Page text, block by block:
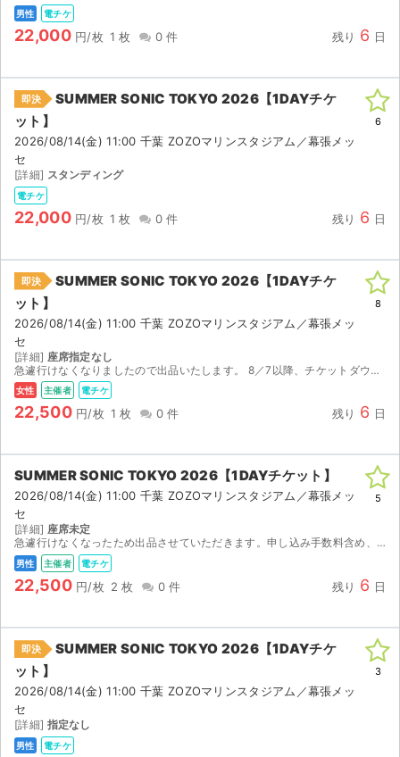
男性 電チケ
22,000 円/枚 1 枚 0 件 残り 6 日
即決
SUMMER SONIC TOKYO 2026【1DAYチケ
ット】
2026/08/14(金) 11:00 千葉 ZOZOマリンスタジアム／幕張メッ
セ
[詳細] スタンディング
電チケ
22,000 円/枚 1 枚 0 件 残り 6 日
6
即決
SUMMER SONIC TOKYO 2026【1DAYチケ
ット】
2026/08/14(金) 11:00 千葉 ZOZOマリンスタジアム／幕張メッ
セ
[詳細] 座席指定なし
急遽行けなくなりましたので出品いたします。 8／7以降、チケットダウンロードが可能になりますので、e+にて分配いたします。 出品が初めてなので勝手がわかっておりませんが、なるべく早く対応いたしま...
女性 主催者 電チケ
22,500 円/枚 1 枚 0 件 残り 6 日
8
SUMMER SONIC TOKYO 2026【1DAYチケット】
2026/08/14(金) 11:00 千葉 ZOZOマリンスタジアム／幕張メッ
セ
[詳細] 座席未定
急遽行けなくなったため出品させていただきます。申し込み手数料含め、定価です。
男性 主催者 電チケ
22,500 円/枚 2 枚 0 件 残り 6 日
5
即決
SUMMER SONIC TOKYO 2026【1DAYチケ
ット】
2026/08/14(金) 11:00 千葉 ZOZOマリンスタジアム／幕張メッ
セ
[詳細] 指定なし
男性 電チケ
3